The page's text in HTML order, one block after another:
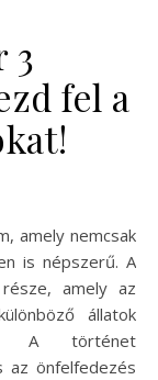
3
fel a
is népszerű. A
amely az
állatok
A történet
az önfelfedezés